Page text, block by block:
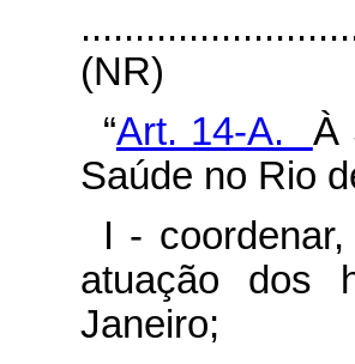
(NR)
“Art. 14-A. À
Saúde no Rio
I -
atuação dos
Janeiro;